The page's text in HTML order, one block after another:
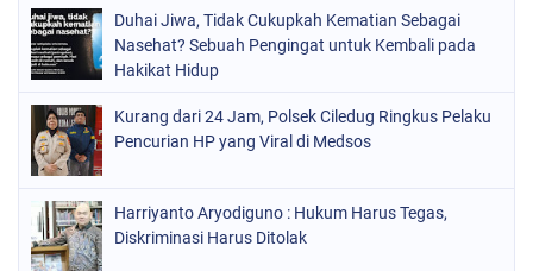
Duhai Jiwa, Tidak Cukupkah Kematian Sebagai
Nasehat? Sebuah Pengingat untuk Kembali pada
Hakikat Hidup
Kurang dari 24 Jam, Polsek Ciledug Ringkus Pelaku
Pencurian HP yang Viral di Medsos
Harriyanto Aryodiguno : Hukum Harus Tegas,
Diskriminasi Harus Ditolak